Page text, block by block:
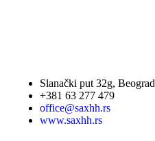
Slanački put 32g, Beograd
+381 63 277 479
office@saxhh.rs
www.saxhh.rs